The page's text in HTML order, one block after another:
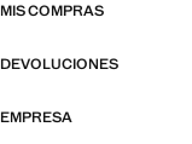
MIS COMPRAS
DEVOLUCIONES
EMPRESA